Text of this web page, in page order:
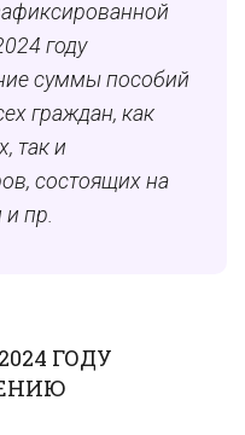
году
суммы пособий
граждан, как
так и
состоящих на
пр.
ГОДУ